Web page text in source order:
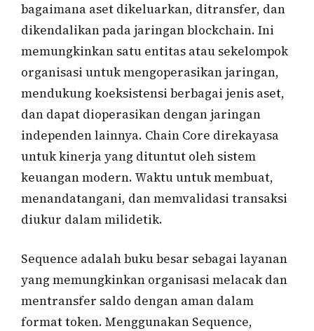
bagaimana aset dikeluarkan, ditransfer, dan
dikendalikan pada jaringan blockchain. Ini
memungkinkan satu entitas atau sekelompok
organisasi untuk mengoperasikan jaringan,
mendukung koeksistensi berbagai jenis aset,
dan dapat dioperasikan dengan jaringan
independen lainnya. Chain Core direkayasa
untuk kinerja yang dituntut oleh sistem
keuangan modern. Waktu untuk membuat,
menandatangani, dan memvalidasi transaksi
diukur dalam milidetik.
Sequence adalah buku besar sebagai layanan
yang memungkinkan organisasi melacak dan
mentransfer saldo dengan aman dalam
format token. Menggunakan Sequence,